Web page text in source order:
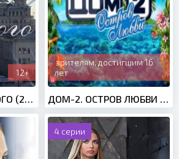
12+
зрителям, достигшим 16
лет
4 серии